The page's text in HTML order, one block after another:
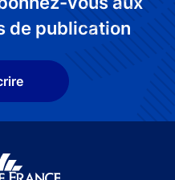
de publication